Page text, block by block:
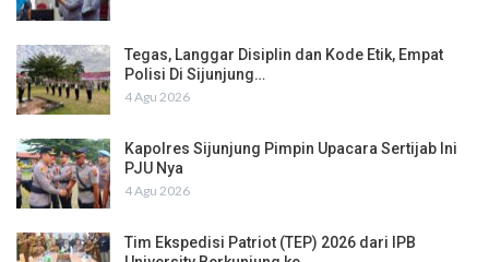
Tegas, Langgar Disiplin dan Kode Etik, Empat
Polisi Di Sijunjung…
4 Agu 2026
Kapolres Sijunjung Pimpin Upacara Sertijab Ini
PJU Nya
4 Agu 2026
Tim Ekspedisi Patriot (TEP) 2026 dari IPB